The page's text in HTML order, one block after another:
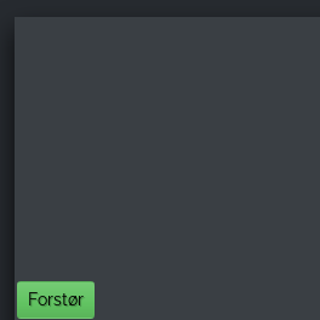
Forstør